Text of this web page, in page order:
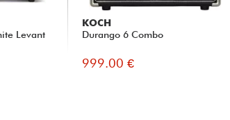
Levant
KOCH
Durango 6 Combo
999.00 €